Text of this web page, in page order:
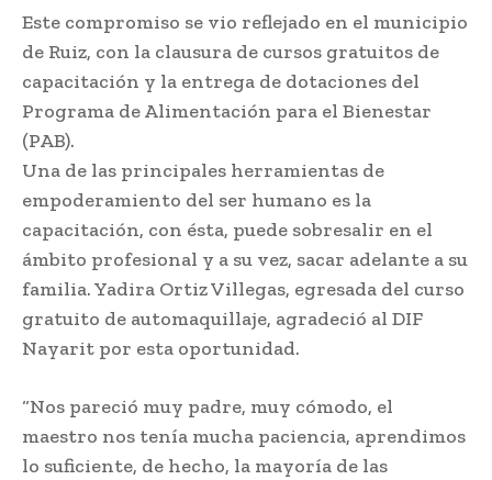
Este compromiso se vio reflejado en el municipio
de Ruiz, con la clausura de cursos gratuitos de
capacitación y la entrega de dotaciones del
Programa de Alimentación para el Bienestar
(PAB).
Una de las principales herramientas de
empoderamiento del ser humano es la
capacitación, con ésta, puede sobresalir en el
ámbito profesional y a su vez, sacar adelante a su
familia. Yadira Ortiz Villegas, egresada del curso
gratuito de automaquillaje, agradeció al DIF
Nayarit por esta oportunidad.
“Nos pareció muy padre, muy cómodo, el
maestro nos tenía mucha paciencia, aprendimos
lo suficiente, de hecho, la mayoría de las